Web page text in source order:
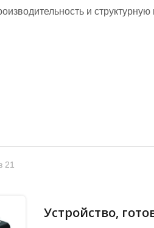
и структурную
21
Устройство,